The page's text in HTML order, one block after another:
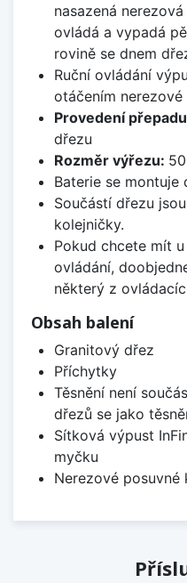
nasazená
ovládá a vypadá
rovině se dnem
Ruční ovládání
otáčením
Provedení
dřezu
Rozměr výřezu:
Baterie se montuje
Součástí dřezu
kolejničky.
Pokud chcete mít
ovládání,
některý z
Obsah balení
Granitový dřez
Příchytky
Těsnění není
dřezů se jako
Sítková výpust
myčku
Nerezové posuvné